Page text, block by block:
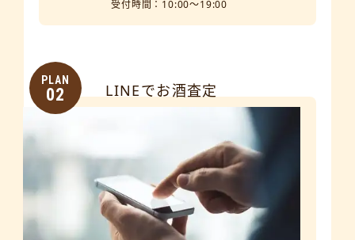
受付時間：10:00～19:00
PLAN
02 LINEでお酒査定